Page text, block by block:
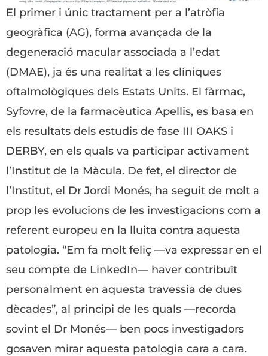
El primer i únic tractament per a l’atròfia
geogràfica (AG), forma avançada de la
degeneració macular associada a l’edat
(DMAE), ja és una realitat a les clíniques
oftalmològiques dels Estats Units. El fàrmac,
Syfovre, de la farmacèutica Apellis, es basa en
els resultats dels estudis de fase III OAKS i
DERBY, en els quals va participar activament
l’Institut de la Màcula. De fet, el director de
l’Institut, el Dr Jordi Monés, ha seguit de molt a
prop les evolucions de les investigacions com a
referent europeu en la lluita contra aquesta
patologia. “Em fa molt feliç —va expressar en el
seu compte de LinkedIn— haver contribuït
personalment en aquesta travessia de dues
dècades”, al principi de les quals —recorda
sovint el Dr Monés— ben pocs investigadors
gosaven mirar aquesta patologia cara a cara.